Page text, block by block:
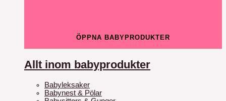
ÖPPNA BABYPRODUKTER
Allt inom babyprodukter
Babyleksaker
Babynest & Pölar